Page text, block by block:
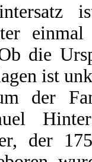
die
ist
der
der